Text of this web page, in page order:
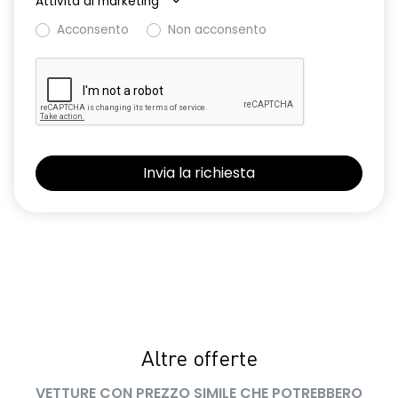
mantenimento della corsia
freno di stazionamento elettrico con funzione autohold
gruppi ottici posteriori a led
motore, animazione benvenuto e arrivederci
lunotto posteriore con funzione sbrinamento
Acconsento
Non acconsento
Altre offerte
VETTURE CON PREZZO SIMILE CHE POTREBBERO